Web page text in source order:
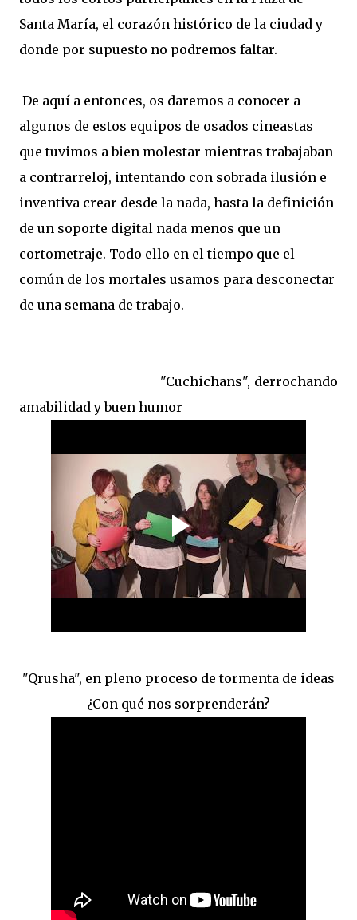
Santa María, el corazón histórico de la ciudad y
donde por supuesto no podremos faltar.
De aquí a entonces, os daremos a conocer a
algunos de estos equipos de osados cineastas
que tuvimos a bien molestar mientras trabajaban
a contrarreloj, intentando con sobrada ilusión e
inventiva crear desde la nada, hasta la definición
de un soporte digital nada menos que un
cortometraje. Todo ello en el tiempo que el
común de los mortales usamos para desconectar
de una semana de trabajo.
"Cuchichans", derrochando
amabilidad y buen humor
"Qrusha", en pleno proceso de tormenta de ideas
¿Con qué nos sorprenderán?